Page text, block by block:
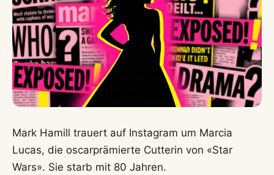
Mark Hamill trauert auf Instagram um Marcia
Lucas, die oscarprämierte Cutterin von «Star
Wars». Sie starb mit 80 Jahren.